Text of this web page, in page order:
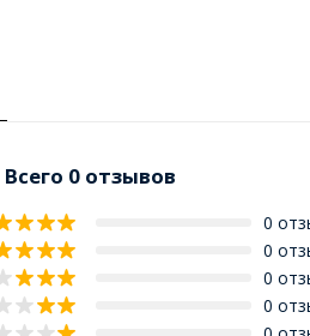
Всего 0 отзывов
0
0
0
0